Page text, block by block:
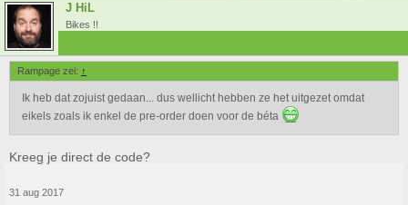
J HiL
Bikes !!
Rampage zei: ↑
Ik heb dat zojuist gedaan... dus wellicht hebben ze het uitgezet omdat
eikels zoals ik enkel de pre-order doen voor de béta
Kreeg je direct de code?
31 aug 2017